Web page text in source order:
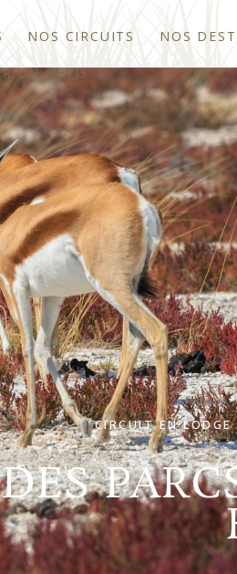
NOS CIRCUITS NOS
UN DEVIS
CIRCUIT EN